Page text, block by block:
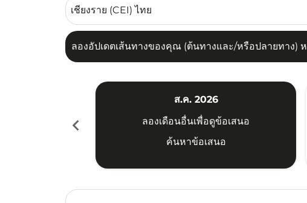
ลองอัปเดตเส้นทางของคุณ (ต้นทางและ/หรือปลายทาง)
chevron_left
ส.ค. 2026
ลองเดือนอื่นเพื่อดูข้อเสนอ
ค้นหาข้อเสนอ